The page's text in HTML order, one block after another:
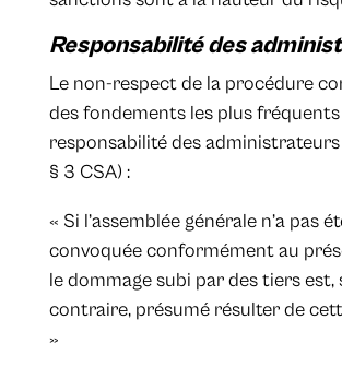
Responsabilité des
Le non-respect de la procédure
des fondements les plus fréquents
responsabilité des administrateurs
§ 3 CSA) :
« Si l’assemblée générale n’a pas
convoquée conformément au
le dommage subi par des tiers est,
contraire, présumé résulter de
»